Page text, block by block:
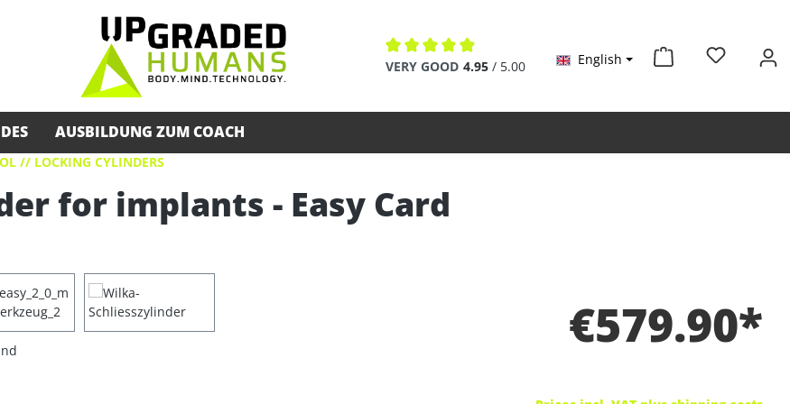
Average rating of 4.9 out of 5 stars
VERY GOOD 4.95 / 5.00 English
AUSBILDUNG ZUM COACH
// LOCKING CYLINDERS
for implants - Easy Card
€579.90*